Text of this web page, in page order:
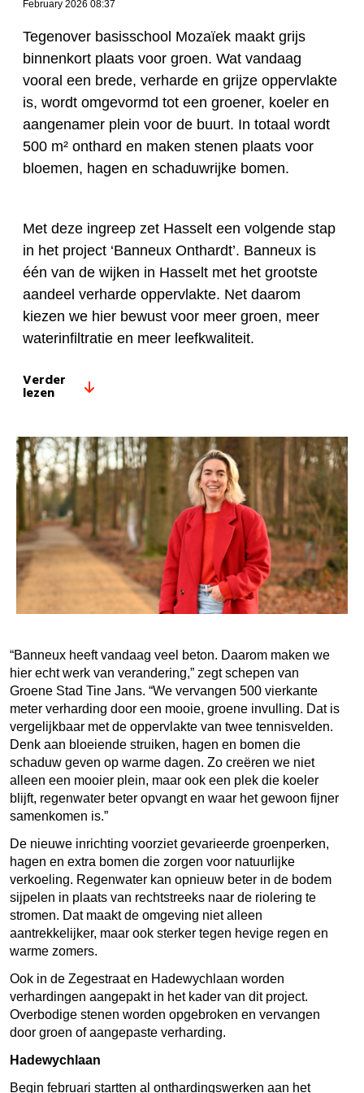
February 2026 08:37
Tegenover basisschool Mozaïek maakt grijs
binnenkort plaats voor groen. Wat vandaag
vooral een brede, verharde en grijze oppervlakte
is, wordt omgevormd tot een groener, koeler en
aangenamer plein voor de buurt. In totaal wordt
500 m² onthard en maken stenen plaats voor
bloemen, hagen en schaduwrijke bomen.
Met deze ingreep zet Hasselt een volgende stap
in het project ‘Banneux Onthardt’. Banneux is
één van de wijken in Hasselt met het grootste
aandeel verharde oppervlakte. Net daarom
kiezen we hier bewust voor meer groen, meer
waterinfiltratie en meer leefkwaliteit.
Verder
lezen
“Banneux heeft vandaag veel beton. Daarom maken we
hier echt werk van verandering,” zegt schepen van
Groene Stad Tine Jans. “We vervangen 500 vierkante
meter verharding door een mooie, groene invulling. Dat is
vergelijkbaar met de oppervlakte van twee tennisvelden.
Denk aan bloeiende struiken, hagen en bomen die
schaduw geven op warme dagen. Zo creëren we niet
alleen een mooier plein, maar ook een plek die koeler
blijft, regenwater beter opvangt en waar het gewoon fijner
samenkomen is.”
De nieuwe inrichting voorziet gevarieerde groenperken,
hagen en extra bomen die zorgen voor natuurlijke
verkoeling. Regenwater kan opnieuw beter in de bodem
sijpelen in plaats van rechtstreeks naar de riolering te
stromen. Dat maakt de omgeving niet alleen
aantrekkelijker, maar ook sterker tegen hevige regen en
warme zomers.
Ook in de Zegestraat en Hadewychlaan worden
verhardingen aangepakt in het kader van dit project.
Overbodige stenen worden opgebroken en vervangen
door groen of aangepaste verharding.
Hadewychlaan
Begin februari startten al onthardingswerken aan het